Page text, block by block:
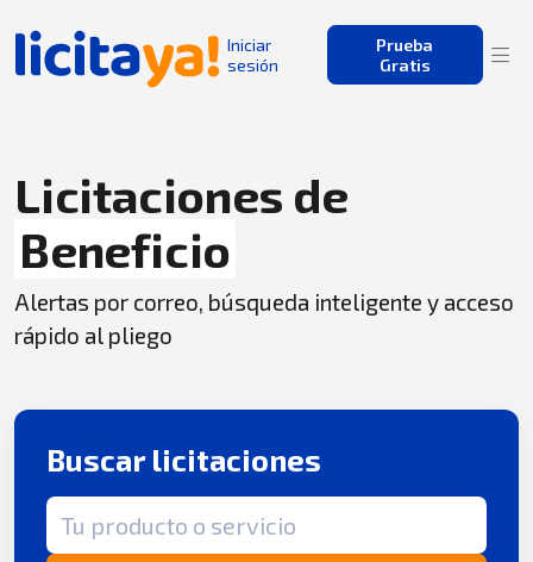
Iniciar
sesión
Prueba
Gratis
Licitaciones de
Beneficio
Alertas por correo, búsqueda inteligente y acceso
rápido al pliego
Buscar licitaciones
Término de búsqueda